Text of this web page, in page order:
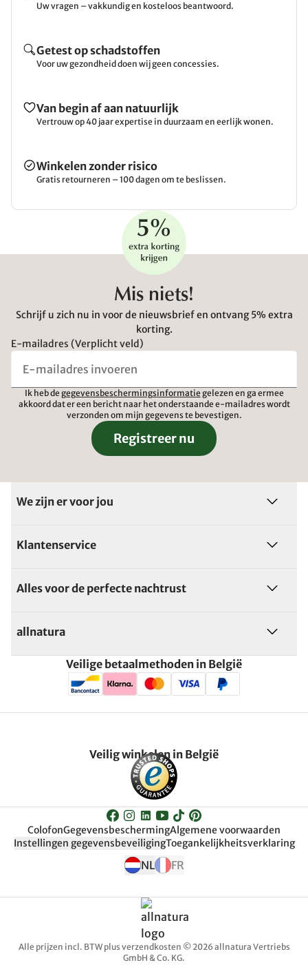
Uw vragen – vakkundig en kosteloos beantwoord.
Getest op schadstoffen
Voor uw gezondheid doen wij geen concessies.
Van begin af aan natuurlijk
Vertrouw op 40 jaar expertise in duurzaam en eerlijk wonen.
Winkelen zonder risico
Gratis retourneren – 100 dagen om te beslissen.
Mis niets!
Schrijf u zich nu in voor de nieuwsbrief en ontvang 5% extra
korting.
E-mailadres (Verplicht veld)
Ik heb de gegevensbeschermingsinformatie gelezen en ga ermee
akkoord dat er een bericht naar het onderstaande e-mailadres wordt
verzonden om mijn gegevens te bevestigen.
Registreer nu
We zijn er voor jou
Klantenservice
Alles voor de perfecte nachtrust
allnatura
Veilige betaalmethoden in België
Veilig winkelen in België
ColofonGegevensbeschermingAlgemene voorwaarden
Instellingen gegevensbeveiligingToegankelijkheitsverklaring
NL FR
Alle prijzen incl. BTW plus verzendkosten © 2026 allnatura Vertriebs
GmbH & Co. KG.